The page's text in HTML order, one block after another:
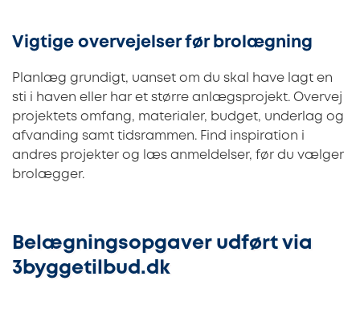
Vigtige overvejelser før brolægning
Planlæg grundigt, uanset om du skal have lagt en
sti i haven eller har et større anlægsprojekt. Overvej
projektets omfang, materialer, budget, underlag og
afvanding samt tidsrammen. Find inspiration i
andres projekter og læs anmeldelser, før du vælger
brolægger.
Belægningsopgaver udført via
3byggetilbud.dk